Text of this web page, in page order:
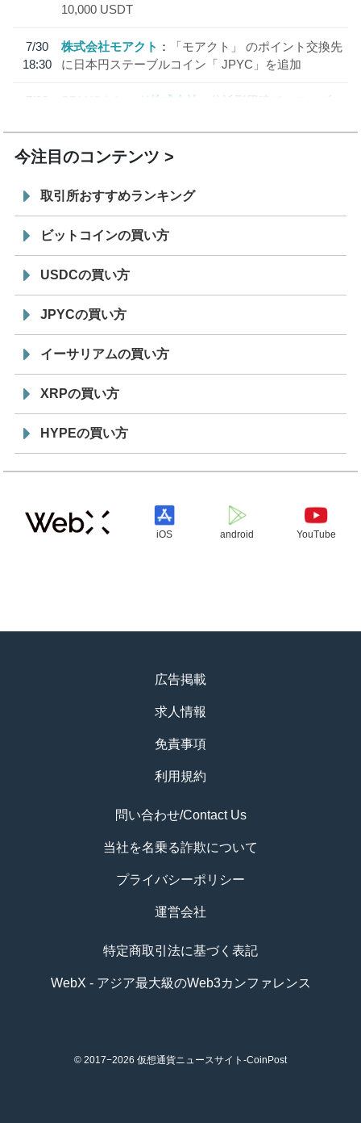
10,000 USDT
7/30
18:30
株式会社モアクト
「モアクト」 のポイント交換先
に日本円ステーブルコイン「 JPYC」を追加
7/29
SBI VCトレード株式会社
信託型円建てステーブル
今注目のコンテンツ
取引所おすすめランキング
ビットコインの買い方
USDCの買い方
JPYCの買い方
イーサリアムの買い方
XRPの買い方
HYPEの買い方
iOS android YouTube
広告掲載
求人情報
免責事項
利用規約
問い合わせ/Contact Us
当社を名乗る詐欺について
プライバシーポリシー
運営会社
特定商取引法に基づく表記
WebX - アジア最大級のWeb3カンファレンス
© 2017−2026 仮想通貨ニュースサイト-CoinPost